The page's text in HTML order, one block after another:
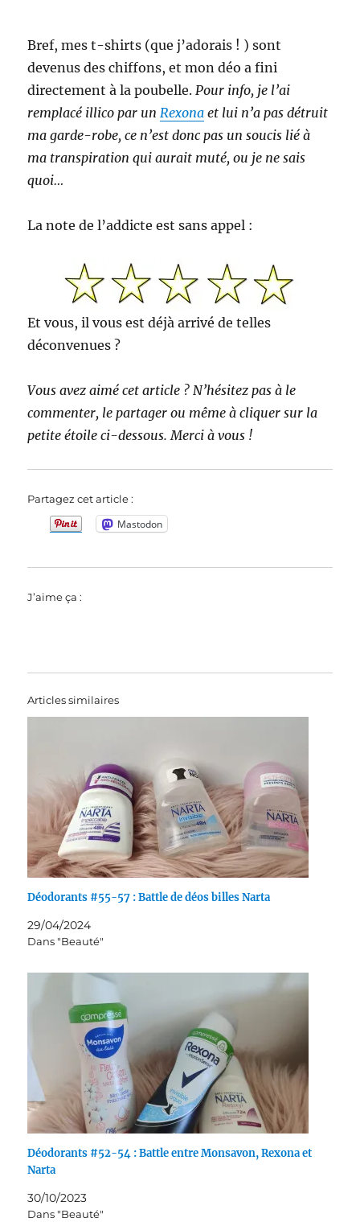
Bref, mes t-shirts (que j’adorais ! ) sont
devenus des chiffons, et mon déo a fini
directement à la poubelle. Pour info, je l’ai
remplacé illico par unRexona et lui n’a pas détruit
ma garde-robe, ce n’est donc pas un soucis lié à
ma transpiration qui aurait muté, ou je ne sais
quoi…
La note de l’addicte est sans appel :
Et vous, il vous est déjà arrivé de telles
déconvenues ?
Vous avez aimé cet article ? N’hésitez pas à le
commenter, le partager ou même à cliquer sur la
petite étoile ci-dessous. Merci à vous !
Partagez cet article :
Mastodon
J’aime ça :
Articles similaires
Déodorants #55-57 : Battle de déos billes Narta
29/04/2024
Dans "Beauté"
Déodorants #52-54 : Battle entre Monsavon, Rexona et
Narta
30/10/2023
Dans "Beauté"